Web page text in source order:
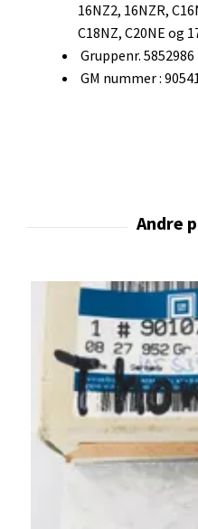
16NZ2, 16NZR,
C18NZ, C20NE og
Gruppenr. 5852986
GM nummer :